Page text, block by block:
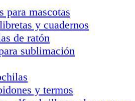
para mascotas
y cuadernos
de ratón
sublimación
y termos